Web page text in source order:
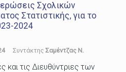
Σχολικών
Στατιστικής, για το
2024
Συντάκτης Σαμέντζας Ν.
και τις Διευθύντριες των